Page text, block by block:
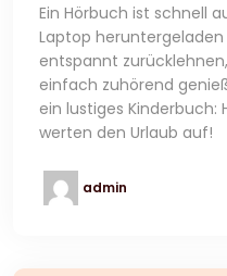
Ein Hörbuch ist schnell
Laptop
entspannt
einfach zuhörend
ein lustiges Kinderbuch:
werten den Urlaub auf!
admin